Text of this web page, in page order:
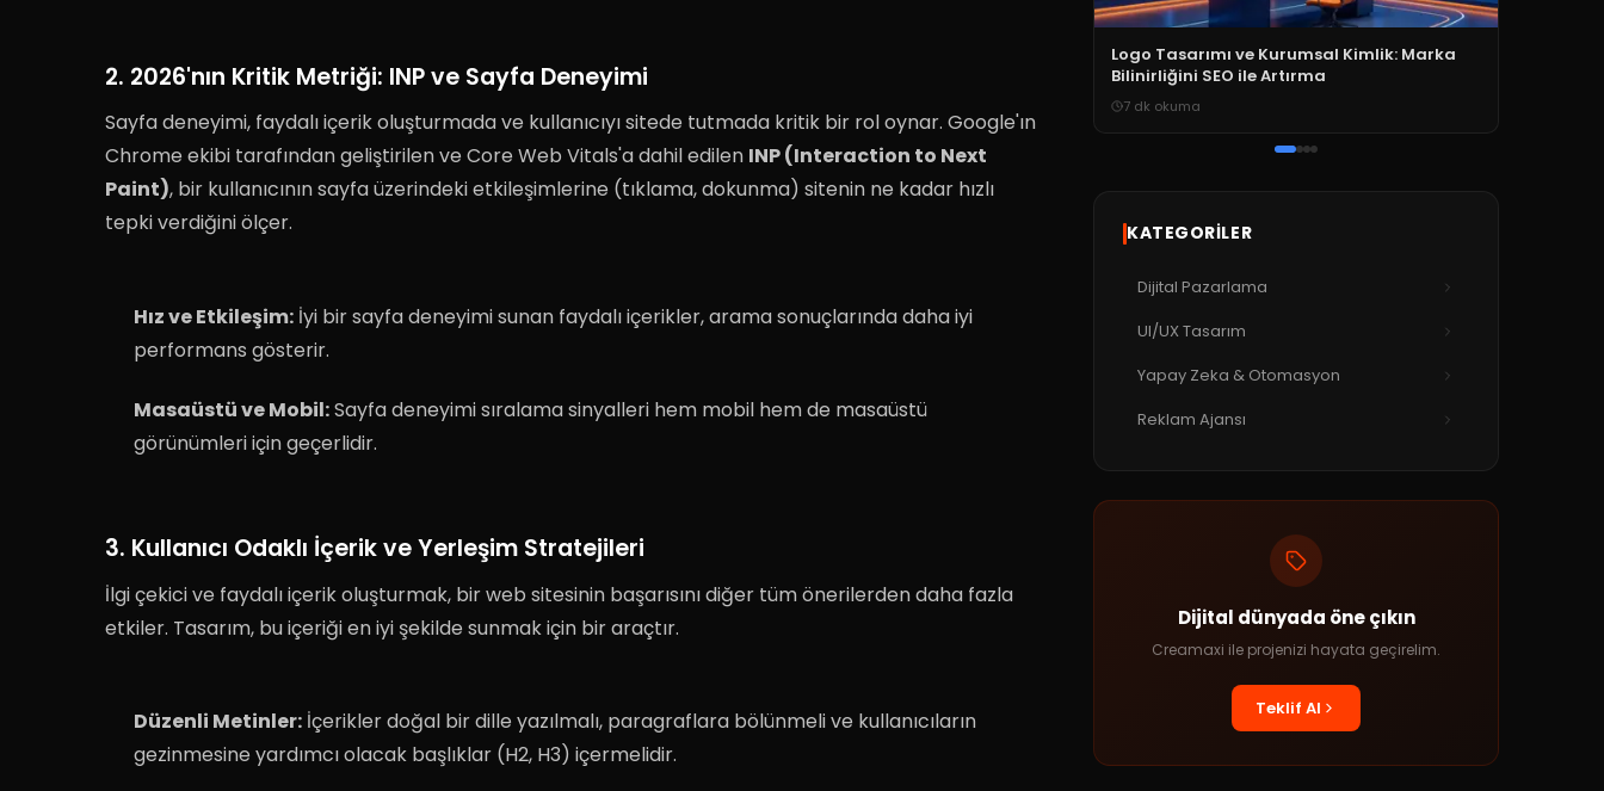
2. 2026'nın Kritik Metriği: INP ve Sayfa Deneyimi
Sayfa deneyimi, faydalı içerik oluşturmada ve kullanıcıyı sitede tutmada kritik bir rol oynar. Google'ın
Chrome ekibi tarafından geliştirilen ve Core Web Vitals'a dahil edilen INP (Interaction to Next
Paint), bir kullanıcının sayfa üzerindeki etkileşimlerine (tıklama, dokunma) sitenin ne kadar hızlı
tepki verdiğini ölçer.
Hız ve Etkileşim: İyi bir sayfa deneyimi sunan faydalı içerikler, arama sonuçlarında daha iyi
performans gösterir.
Masaüstü ve Mobil:Sayfa deneyimi sıralama sinyalleri hem mobil hem de masaüstü
görünümleri için geçerlidir.
3. Kullanıcı Odaklı İçerik ve Yerleşim Stratejileri
İlgi çekici ve faydalı içerik oluşturmak, bir web sitesinin başarısını diğer tüm önerilerden daha fazla
etkiler. Tasarım, bu içeriği en iyi şekilde sunmak için bir araçtır.
Düzenli Metinler: İçerikler doğal bir dille yazılmalı, paragraflara bölünmeli ve kullanıcıların
gezinmesine yardımcı olacak başlıklar (H2, H3) içermelidir.
Logo Tasarımı ve Kurumsal Kimlik: Marka
Bilinirliğini SEO ile Artırma
7 dk okuma
KATEGORILER
Dijital Pazarlama
UI/UX Tasarım
Yapay Zeka & Otomasyon
Reklam Ajansı
Dijital dünyada öne çıkın
Creamaxi ile projenizi hayata geçirelim.
Teklif Al